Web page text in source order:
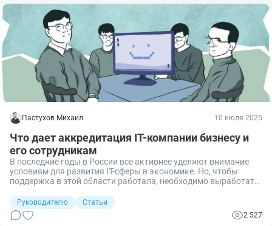
Пастухов Михаил 10 июля 2025
Что дает аккредитация IT-компании бизнесу и
его сотрудникам
В последние годы в России все активнее уделяют внимание
условиям для развития IT-сферы в экономике. Но, чтобы
поддержка в этой области работала, необходимо выработать
кто получит преференции, а кто — нет. Одним из таких
критериев является наличие или отсутствие у организации IT-
аккредитации от Минцифры. Рассмотрим подробнее, что
Руководителю
Статьи
2 527